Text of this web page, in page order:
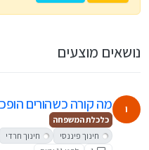
נושאים מוצעים
י מה קורה כשהורים
כלכלת המשפחה
חינוך פיננסי
חינוך חרדי